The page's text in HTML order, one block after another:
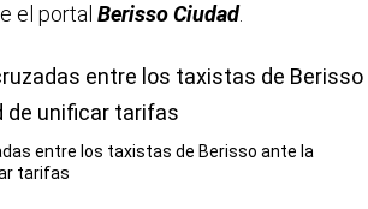
el portal Berisso Ciudad.
entre los taxistas de Berisso ante la
tarifas